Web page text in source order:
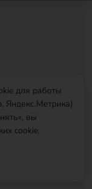
для работы
Яндекс.Метрика)
вы
cookie.